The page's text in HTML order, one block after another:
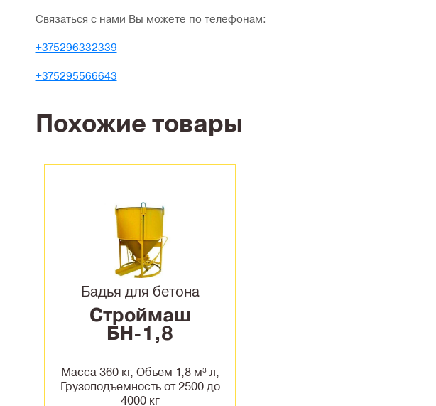
Связаться с нами Вы можете по телефонам:
+375296332339
+375295566643
Похожие товары
Бадья для бетона
Строймаш
БН-1,8
Масса 360 кг, Объем 1,8 м³ л,
Грузоподъемность от 2500 до
4000 кг